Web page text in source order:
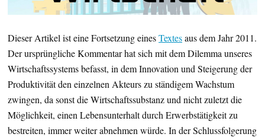
Dieser Artikel ist eine Fortsetzung einesTextesaus dem Jahr 2011.
Der ursprüngliche Kommentar hat sich mit dem Dilemma unseres
Wirtschaftssystems befasst, in dem Innovation und Steigerung der
Produktivität den einzelnen Akteurs zu ständigem Wachstum
zwingen, da sonst die Wirtschaftssubstanz und nicht zuletzt die
Möglichkeit, einen Lebensunterhalt durch Erwerbstätigkeit zu
bestreiten, immer weiter abnehmen würde. In der Schlussfolgerung